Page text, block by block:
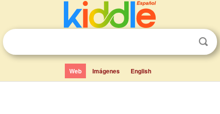
Web Imágenes English